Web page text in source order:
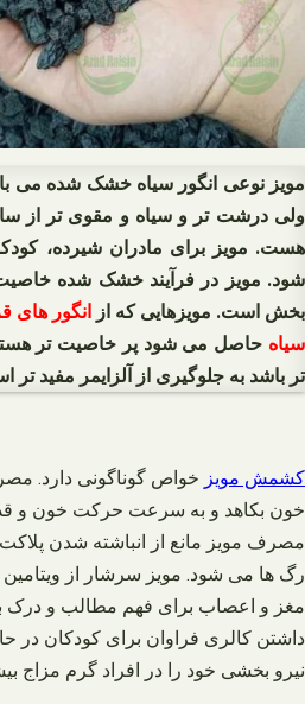
مویز نوعی انگور سیاه خشک شده
ولی درشت تر و سیاه و مقوی تر از
هست. مویز برای مادران شیرده،
شود. مویز در فرآیند خشک شده
بخش است. مویزهایی که از انگور های
سیاه حاصل می شود پر خاصیت تر
تر باشد به جلوگیری از آلزایمر مفید تر
کشمش مویز خواص گوناگونی دارد.
خون بکاهد و به سرعت حرکت خون و
مصرف مویز مانع از انباشته شدن
مغز و اعصاب برای فهم مطالب و درک
داشتن کالری فراوان برای کودکان در
نیرو بخشی خود را در افراد گرم مزاج